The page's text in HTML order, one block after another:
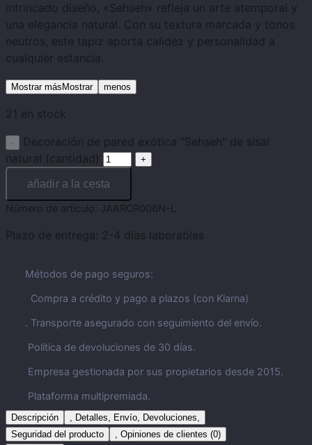
intrincado diseño, «Sehseh» refleja un arte atemporal y
una elegancia natural. Con su textura marcada y tonos
neutros, este tapiz aporta calidez y personalidad a
cualquier estancia.
Mostrar másMostrar menos
21 en stock
Decoración de pared exótica "Sehseh" de sisal
natural (cantidad)
añadir a la cesta
Número de artículo: JAARCR006N-L
Plazo de entrega: 2-4 días laborables
Métodos de pago seguros:
Compra a crédito y pago a plazos (con Klarna)
. Transporte asegurado con seguimiento del envío.
Política de devoluciones de 30 días.
Empresa gestionada por sus propietarios desde 2015.
Plataforma multipremiada.
Descripción
, Detalles, Envío, Devoluciones,
Seguridad del producto
, Opiniones de clientes (0)